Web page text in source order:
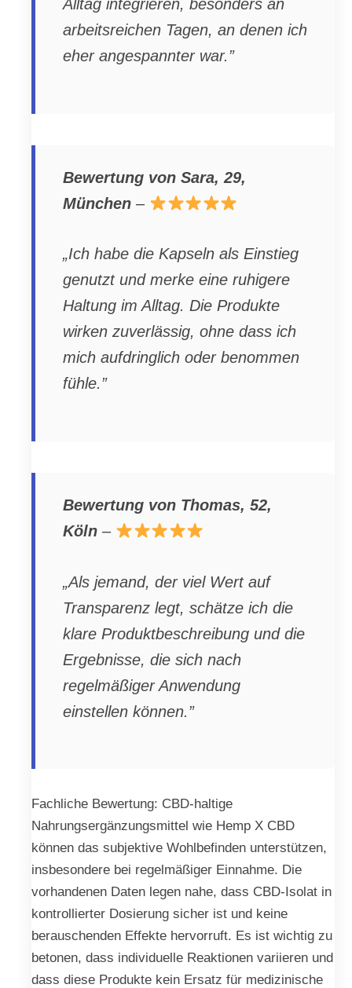
Alltag integrieren, besonders an
arbeitsreichen Tagen, an denen ich
eher angespannter war.”
Bewertung von Sara, 29,
München –
„Ich habe die Kapseln als Einstieg
genutzt und merke eine ruhigere
Haltung im Alltag. Die Produkte
wirken zuverlässig, ohne dass ich
mich aufdringlich oder benommen
fühle.”
Bewertung von Thomas, 52,
Köln –
„Als jemand, der viel Wert auf
Transparenz legt, schätze ich die
klare Produktbeschreibung und die
Ergebnisse, die sich nach
regelmäßiger Anwendung
einstellen können.”
Fachliche Bewertung: CBD-haltige
Nahrungsergänzungsmittel wie Hemp X CBD
können das subjektive Wohlbefinden unterstützen,
insbesondere bei regelmäßiger Einnahme. Die
vorhandenen Daten legen nahe, dass CBD-Isolat in
kontrollierter Dosierung sicher ist und keine
berauschenden Effekte hervorruft. Es ist wichtig zu
betonen, dass individuelle Reaktionen variieren und
dass diese Produkte kein Ersatz für medizinische